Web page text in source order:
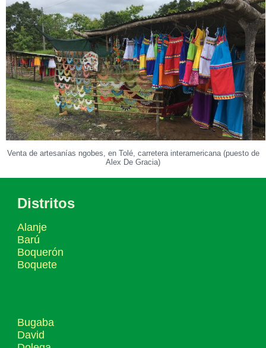
Venta de artesanías ngobes, en Tolé, carretera interamericana (puesto de
Alex De Gracia)
Distritos
Alanje
Barú
Boquerón
Boquete
Bugaba
David